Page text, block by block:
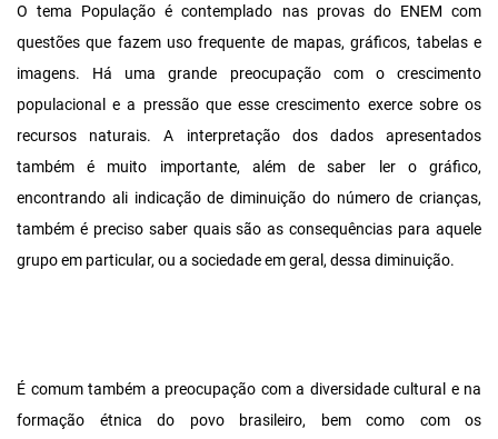
O tema População é contemplado nas provas do ENEM com
questões que fazem uso frequente de mapas, gráficos, tabelas e
imagens. Há uma grande preocupação com o crescimento
populacional e a pressão que esse crescimento exerce sobre os
recursos naturais. A interpretação dos dados apresentados
também é muito importante, além de saber ler o gráfico,
encontrando ali indicação de diminuição do número de crianças,
também é preciso saber quais são as consequências para aquele
grupo em particular, ou a sociedade em geral, dessa diminuição.
É comum também a preocupação com a diversidade cultural e na
formação étnica do povo brasileiro, bem como com os